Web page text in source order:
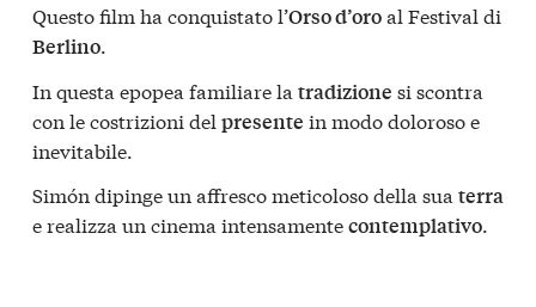
Questo film ha conquistato l’Orso d’oroal Festival di
Berlino.
In questa epopea familiare la tradizione si scontra
con le costrizioni del presente in modo doloroso e
inevitabile.
Simón dipinge un affresco meticoloso della sua terra
e realizza un cinema intensamentecontemplativo.